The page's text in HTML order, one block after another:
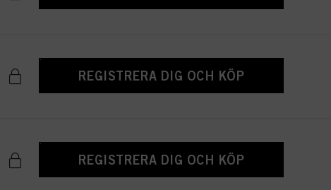
REGISTRERA DIG OCH KÖP
REGISTRERA DIG OCH KÖP